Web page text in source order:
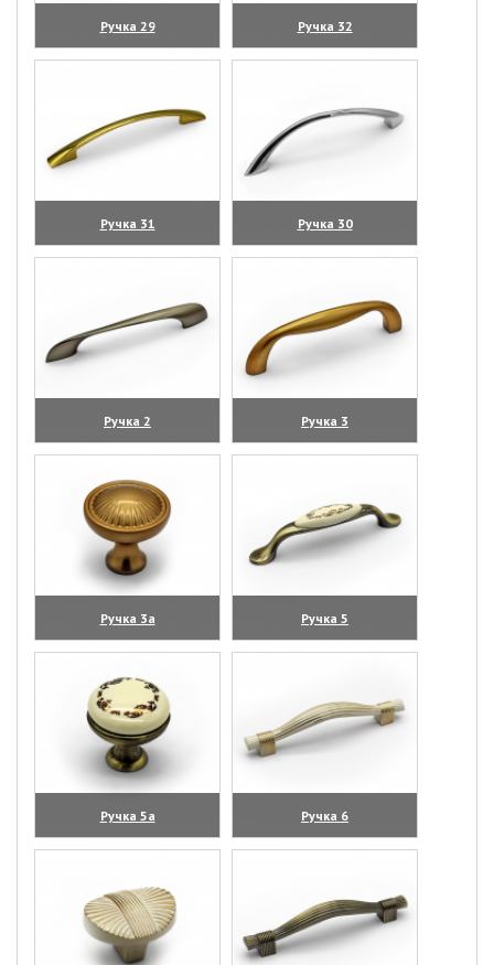
Ручка 29
(увеличить)
Ручка 32
(увеличить)
Ручка 31
(увеличить)
Ручка 30
(увеличить)
Ручка 2
(увеличить)
Ручка 3
(увеличить)
Ручка 3а
(увеличить)
Ручка 5
(увеличить)
Ручка 5а
(увеличить)
Ручка 6
(увеличить)